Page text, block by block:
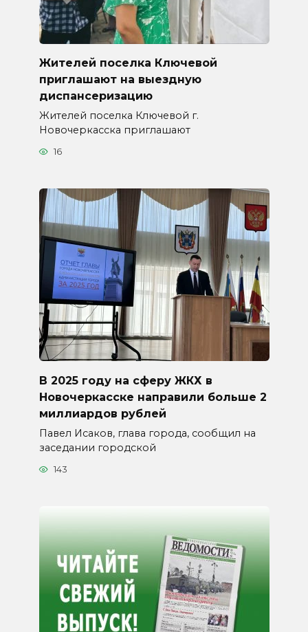
Жителей поселка Ключевой
приглашают на выездную
диспансеризацию
Жителей поселка Ключевой г.
Новочеркасска приглашают
16
В 2025 году на сферу ЖКХ в
Новочеркасске направили больше 2
миллиардов рублей
Павел Исаков, глава города, сообщил на
заседании городской
143